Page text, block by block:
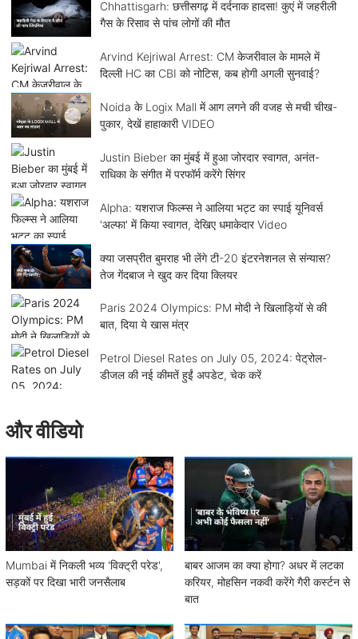
Chhattisgarh: छत्तीसगढ़ में दर्दनाक हादसा! कुएं में जहरीली
गैस के रिसाव से पांच लोगों की मौत
Arvind Kejriwal Arrest: CM केजरीवाल के मामले में
दिल्ली HC का CBI को नोटिस, कब होगी अगली सुनवाई?
Noida के Logix Mall में आग लगने की वजह से मची चीख-
पुकार, देखें हाहाकारी VIDEO
Justin Bieber का मुंबई में हुआ जोरदार स्वागत, अनंत-
राधिका के संगीत में परफॉर्म करेंगे सिंगर
Alpha: यशराज फिल्म्स ने आलिया भट्ट का स्पाई यूनिवर्स
'अल्फा' में किया स्वागत, देखिए धमाकेदार Video
क्या जसप्रीत बुमराह भी लेंगे टी-20 इंटरनेशनल से संन्यास?
तेज गेंदबाज ने खुद कर दिया क्लियर
Paris 2024 Olympics: PM मोदी ने खिलाड़ियों से की
बात, दिया ये खास मंत्र
Petrol Diesel Rates on July 05, 2024: पेट्रोल-
डीजल की नई कीमतें हुईं अपडेट, चेक करें
और वीडियो
Mumbai में निकली भव्य 'विक्ट्री परेड',
सड़कों पर दिखा भारी जनसैलाब
बाबर आजम का क्या होगा? अधर में लटका
करियर, मोहसिन नकवी करेंगे गैरी कर्स्टन से
बात